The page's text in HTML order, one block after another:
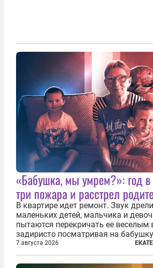
«Бабушка, мы умрем?»: год
три пожара и расстрел
В квартире идет ремонт. Звук
маленьких детей, мальчика и
пытаются перекричать ее веселым
задиристо посматривая на
им замечание, но внуки чувствуют,
сердится невсерьез. И это правда:
сверлит противно, но всё...
7 августа 2026